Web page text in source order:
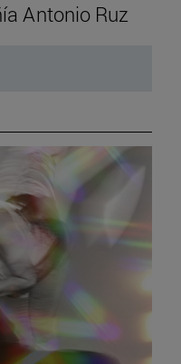
Antonio Ruz